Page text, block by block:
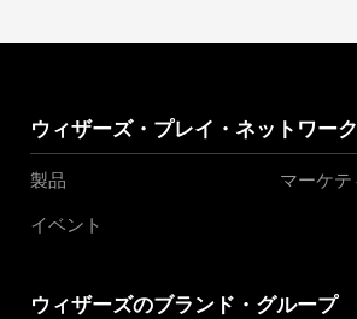
ウィザーズ・プレイ・ネットワーク
製品
マーケ
イベント
ウィザーズのブランド・グループ